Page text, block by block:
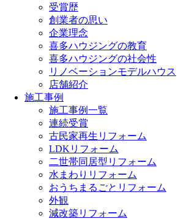
受賞歴
創業者の思い
企業理念
喜多ハウジングの教育
喜多ハウジングの社会性
リノベーションモデルハウス
店舗紹介
施工事例
施工事例一覧
連続受賞
古民家再生リフォーム
LDKリフォーム
二世帯同居型リフォーム
水まわりリフォーム
おうちまるごとリフォーム
外観
減改築リフォーム